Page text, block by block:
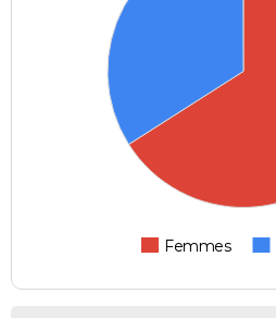
Femmes